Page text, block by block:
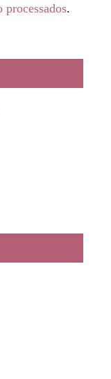
processados.